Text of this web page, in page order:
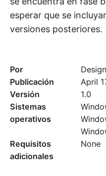
esperar que se
versiones posteriores.
Por
Publicación
April
Versión
1.0
Sistemas
operativos
Requisitos
adicionales
None